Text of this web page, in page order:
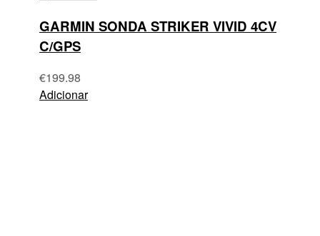
GARMIN SONDA STRIKER VIVID 4CV
C/GPS
€199.98
Adicionar